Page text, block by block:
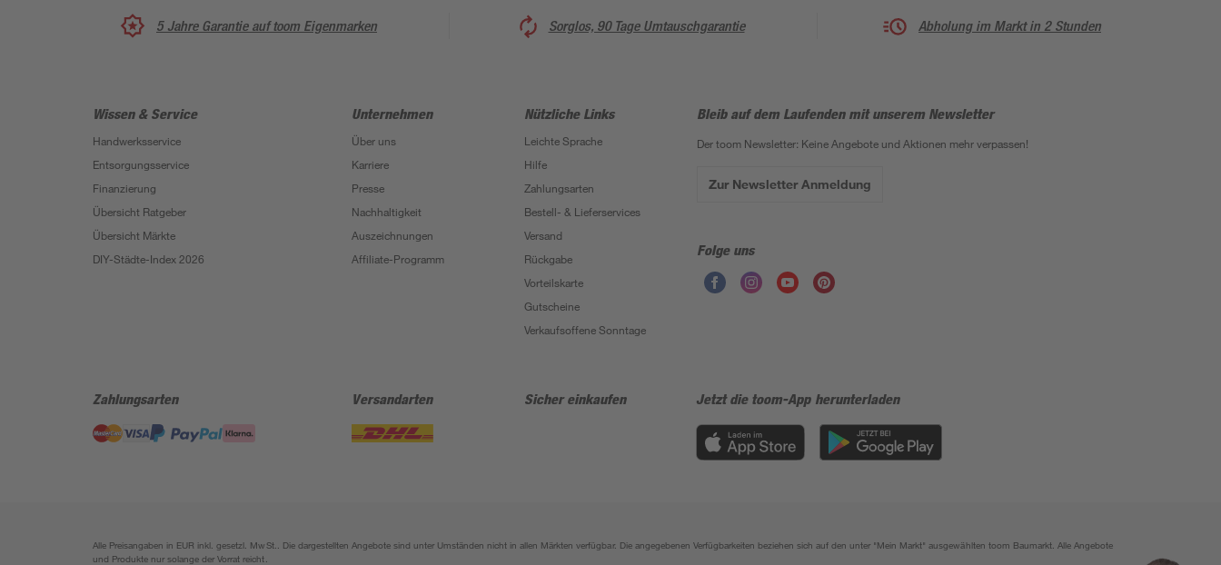
5 Jahre Garantie auf toom Eigenmarken Sorglos, 90 Tage Umtauschgarantie Abholung im Markt in 2 Stunden
Wissen & Service
Handwerksservice
Entsorgungsservice
Finanzierung
Übersicht Ratgeber
Übersicht Märkte
DIY-Städte-Index 2026
Unternehmen
Über uns
Karriere
Presse
Nachhaltigkeit
Auszeichnungen
Affiliate-Programm
Nützliche Links
Leichte Sprache
Hilfe
Zahlungsarten
Bestell- & Lieferservices
Versand
Rückgabe
Vorteilskarte
Gutscheine
Verkaufsoffene Sonntage
Bleib auf dem Laufenden mit unserem Newsletter
Der toom Newsletter: Keine Angebote und Aktionen mehr verpassen!
Zur Newsletter Anmeldung
Folge uns
Zahlungsarten Versandarten Sicher einkaufen Jetzt die toom-App herunterladen
Alle Preisangaben in EUR inkl. gesetzl. MwSt.. Die dargestellten Angebote sind unter Umständen nicht in allen Märkten verfügbar. Die angegebenen Verfügbarkeiten beziehen sich auf den unter "Mein Markt" ausgewählten toom Baumarkt. Alle Angebote
und Produkte nur solange der Vorrat reicht.